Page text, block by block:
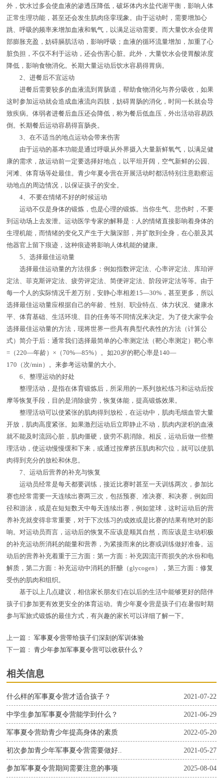
外，饮水过多会使血液的渗透压降低，破坏体内水盐代谢平衡，影响人体
正常生理功能，甚至还会发生肌肉痉挛现象。由于运动时，需要增加心
跳、呼吸的频率来增加血液和氧气，以满足运动需要。而大量饮水会使胃
部膨胀充盈，妨碍膈肌活动，影响呼吸；血液的循环流量增加，加重了心
脏负担，不仅不利于运动，还会伤害心脏。此外，大量饮水会使胃酸浓度
降低，影响食物消化。长期大量运动后饮水容易得胃病。
2、进餐后不宜运动
进餐后需要较多的血液流到胃肠道，帮助食物消化与养分吸收，如果
这时参加运动就会造成血液流向四肢，妨碍胃肠的消化，时间一长就会导
致疾病。体弱者进餐后血压还会降低，称为餐后低血压，外出活动容易跌
倒。长期餐后运动容易得盲肠炎。
3、在不适当的地点运动会带来伤害
由于运动的基本功能是通过呼吸从外界摄入大量新鲜氧气，以满足健
康的需求，故运动前一定要选择好地点，以平坦开阔，空气新鲜的公园、
河滩、体育场等处最佳。青少年夏令营在开展活动时都活特别注意勘察运
动地点的周边情况，以保证孩子的安全。
4、不要在情绪不好的时候运动
运动不仅是身体的锻炼，也是心理的锻炼。当你生气、悲伤时，不要
到运动场上去发泄。运动医学专家的解释是：人的情绪直接影响着身体的
生理机能，而情绪的变化又产生于大脑深部，并扩散到全身，在心脏及其
他器官上留下痕迹，这种痕迹将影响人体机能的健康。
5、选择最佳运动量
选择最佳运动量的方法很多：例如指数评定法、心率评定法、库珀评
定法、菲克斯评定法、疲劳评定法、简便评定法、阶段评定法等等。由于
每一个人的实际情况千差万别，安静心率相差15—30%，甚至更多，所以
选择最佳运动量应根据自己的年龄、性别、职业特点、体力状况、健康水
平、体育基础、生活环境、目的任务等不同情况来决定。为了使大家学会
选择最佳运动量的方法，现将世界一些具有典型代表性的方法（计算公
式）简介于后：通常我们选择最简单的心率测定法（靶心率测定）靶心率
=（220—年龄）×（70%—85%）。如20岁的靶心率是140—
170（次/min）。来参考运动量的大小。
6、整理运动的好处
整理活动，是指在体育锻炼后，所采用的一系列放松练习和运动后按
摩等恢复手段，目的是消除疲劳，恢复体能，提高锻炼效果。
整理活动可以使紧张的肌肉得到放松，在运动中，肌肉毛细血管大量
开放，肌肉高度紧张。如果激烈运动后立即静止不动，肌肉内淤积的血液
就不能及时流回心脏，肌肉僵硬，疲劳不易消除。相反，运动后做一些整
理活动，使运动慢慢缓和下来，或通过按摩挤压肌肉和穴位，就可以使肌
肉得到充分的放松和休息。
7、运动后营养的补充与恢复
运动员经常是每天都要训练，接近比赛时甚至一天训练两次，参加比
赛也经常需要一天连续出赛两三次，包括预赛、准决赛、和决赛，例如田
径和游泳，或是在短短数天中每天连续出赛，例如篮球，这时运动后的营
养补充就变得非常重要，对于下次练习的成效或是比赛的结果有绝对的影
响。对运动员而言，运动后的恢复不应该是顺其自然，而应该是主动积极
的补充运动所消耗的能量和营养，为紧接而来的比赛或训练做好准备。运
动后的营养补充着重于三方面：第一方面：补充因流汗而损失的水份和电
解质，第二方面：补充运动中消耗的肝醣（glycogen），第三方面：修复
受伤的肌肉和组织。
基于以上几点建议，相信家长朋友们在以后的生活中能够更好的陪伴
孩子们参加更有效更安全的体育运动。青少年夏令营是孩子们在暑假时期
参与军旅式锻炼的最佳方式，有兴趣的家长可以详细了解一下。
上一篇： 军事夏令营带给孩子们深刻的军训体验
下一篇： 青少年参加军事夏令营可以收获什么？
相关信息
2021-07-22
什么样的军事夏令营才适合孩子？
2021-06-29
中学生参加军事夏令营能学到什么？
2022-05-20
军事夏令营助青少年提高身体的素质
2021-05-27
初次参加青少年军事夏令营需要做好..
2025-08-04
参加军事夏令营期间需要注意的事项